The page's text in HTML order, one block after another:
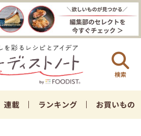
検索
連載 ランキング お買いもの